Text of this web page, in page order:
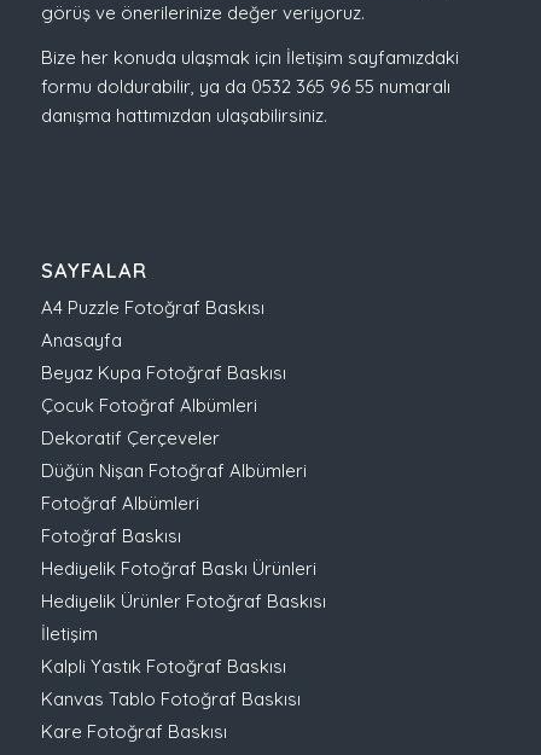
görüş ve önerilerinize değer veriyoruz.
Bize her konuda ulaşmak için İletişim sayfamızdaki
formu doldurabilir, ya da 0532 365 96 55 numaralı
danışma hattımızdan ulaşabilirsiniz.
SAYFALAR
A4 Puzzle Fotoğraf Baskısı
Anasayfa
Beyaz Kupa Fotoğraf Baskısı
Çocuk Fotoğraf Albümleri
Dekoratif Çerçeveler
Düğün Nişan Fotoğraf Albümleri
Fotoğraf Albümleri
Fotoğraf Baskısı
Hediyelik Fotoğraf Baskı Ürünleri
Hediyelik Ürünler Fotoğraf Baskısı
İletişim
Kalpli Yastık Fotoğraf Baskısı
Kanvas Tablo Fotoğraf Baskısı
Kare Fotoğraf Baskısı